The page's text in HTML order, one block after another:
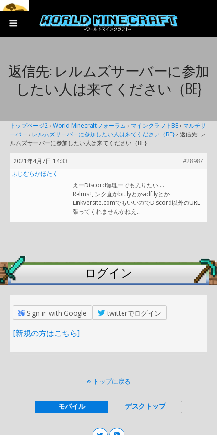
返信先: レルムズサーバーに参加
したい人は来てください（BE}
トップページ2› World Minecraftフォーラム › マインクラフトBE› マルチサ
ーバー › レルムズサーバーに参加したい人は来てください（BE}› 返信先: レ
ルムズサーバーに参加したい人は来てください（BE}
2021年4月7日 14:33
#28987
ふじむらかほたく
えーDiscord無理ーでも入りたい….
Relmsリンク直かbit.lyとかadf.lyとか
Linkversite.comでもいいのでDiscord以外のURL
張ってくれませんかねえ…
ログイン
Sign in with Google twitterでログイン
[新規の方はこちら]
トップに戻る
モバイル デスクトップ